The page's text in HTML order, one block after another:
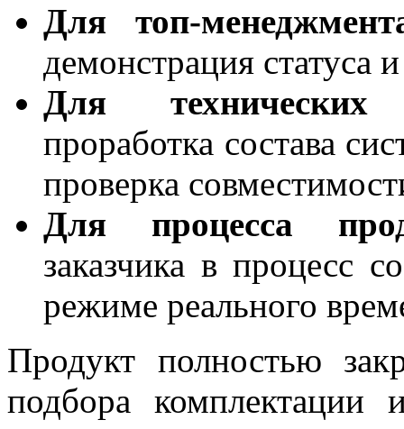
Для топ-
демонстрация статуса
Для технических
проработка состава
проверка
Для процесса
заказчика в процесс
режиме реального
Продукт полностью
подбора комплектации